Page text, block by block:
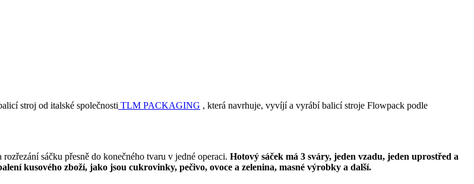
stroj od italské společnosti TLM PACKAGING , která navrhuje, vyvíjí a vyrábí balicí stroje Flowpack podle
sáčku přesně do konečného tvaru v jedné operaci. Hotový sáček má 3 sváry, jeden vzadu, jeden uprostřed a
kusového zboží, jako jsou cukrovinky, pečivo, ovoce a zelenina, masné výrobky a další.